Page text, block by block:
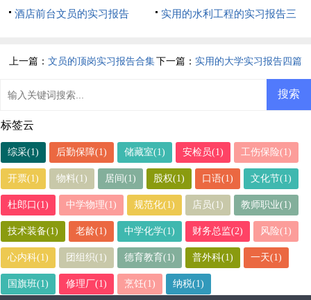
篇
酒店前台文员的实习报告
实用的水利工程的实习报告三
上一篇：文员的顶岗实习报告合集下一篇： 实用的大学实习报告四篇
标签云
综采(1) 后勤保障(1) 储藏室(1) 安检员(1) 工伤保险(1)
开票(1) 物料(1) 居间(1) 股权(1) 口语(1) 文化节(1)
杜郎口(1) 中学物理(1) 规范化(1) 店员(1) 教师职业(1)
技术装备(1) 老龄(1) 中学化学(1) 财务总监(2) 风险(1)
心内科(1) 团组织(1) 德育教育(1) 普外科(1) 一天(1)
国旗班(1) 修理厂(1) 烹饪(1) 纳税(1)